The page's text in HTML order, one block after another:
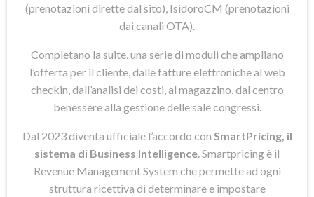
(prenotazioni dirette dal sito), IsidoroCM (prenotazioni
dai canali OTA).
Completano la suite, una serie di moduli che ampliano
l’offerta per il cliente, dalle fatture elettroniche al web
checkin, dall’analisi dei costi, al magazzino, dal centro
benessere alla gestione delle sale congressi.
Dal 2023 diventa ufficiale l’accordo con SmartPricing, il
sistema di Business Intelligence . Smartpricing è il
Revenue Management System che permette ad ogni
struttura ricettiva di determinare e impostare